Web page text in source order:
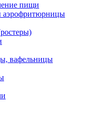
пищи
аэрофритюрницы
вафельницы